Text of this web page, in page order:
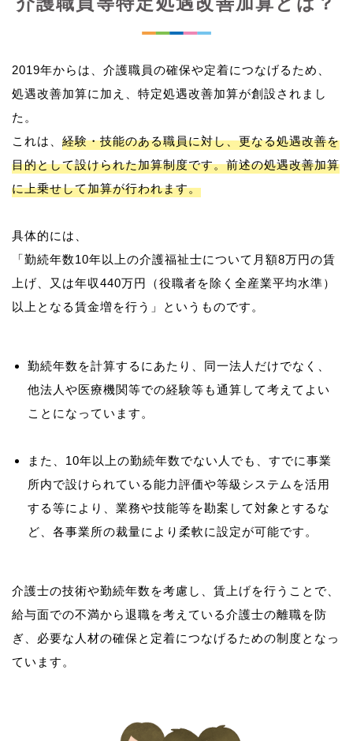
2019年からは、介護職員の確保や定着につなげるため、
処遇改善加算に加え、特定処遇改善加算が創設されまし
た。
これは、 経験・技能のある職員に対し、更なる処遇改善を
目的として設けられた加算制度です。前述の処遇改善加算
に上乗せして加算が行われます。
具体的には、
「勤続年数10年以上の介護福祉士について月額8万円の賃
上げ、又は年収440万円（役職者を除く全産業平均水準）
勤続年数を計算するにあたり、同一法人だけでなく、
他法人や医療機関等での経験等も通算して考えてよい
ことになっています。
また、10年以上の勤続年数でない人でも、すでに事業
所内で設けられている能力評価や等級システムを活用
する等により、業務や技能等を勘案して対象とするな
ど、各事業所の裁量により柔軟に設定が可能です。
介護士の技術や勤続年数を考慮し、賃上げを行うことで、
給与面での不満から退職を考えている介護士の離職を防
ぎ、必要な人材の確保と定着につなげるための制度となっ
ています。